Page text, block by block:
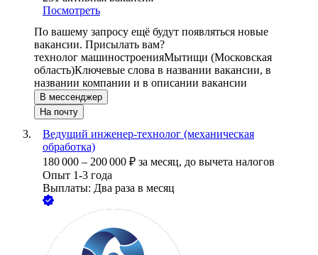
Посмотреть
По вашему запросу ещё будут появляться новые
вакансии. Присылать вам?
технолог машиностроенияМытищи (Московская
область)Ключевые слова в названии вакансии, в
названии компании и в описании вакансии
В мессенджер
На почту
Ведущий инженер-технолог (механическая
обработка)
180 000 – 200 000 ₽ за месяц, до вычета налогов
Опыт 1-3 года
Выплаты: Два раза в месяц